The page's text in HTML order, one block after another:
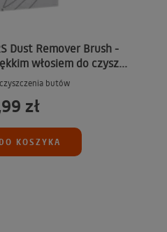
Dust Remover Brush -
włosiem do czysz...
butów
zł
DO KOSZYKA